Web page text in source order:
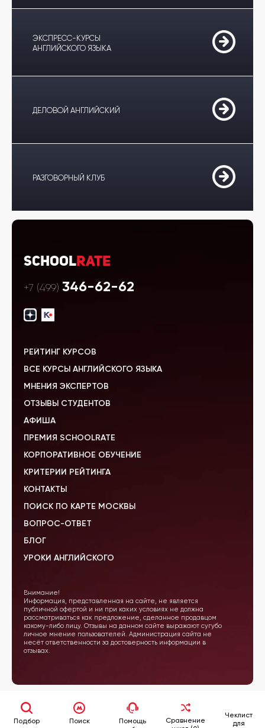
ЭКСПРЕСС-КУРСЫ
АНГЛИЙСКОГО ЯЗЫКА
ДЕЛОВОЙ АНГЛИЙСКИЙ
РАЗГОВОРНЫЙ КЛУБ
SchoolRate
+7 (499) 346-62-62
РЕЙТИНГ КУРСОВ
ВСЕ КУРСЫ АНГЛИЙСКОГО ЯЗЫКА
МНЕНИЯ ЭКСПЕРТОВ
ОТЗЫВЫ СТУДЕНТОВ
АФИША
ПРЕМИЯ SCHOOLRATE
КОРПОРАТИВНОЕ ОБУЧЕНИЕ
КРИТЕРИИ РЕЙТИНГА
КОНТАКТЫ
ПОИСК ПО КАРТЕ МОСКВЫ
ВОПРОС-ОТВЕТ
БЛОГ
УРОКИ АНГЛИЙСКОГО
Внимание!
Информация, представленная на сайте, не является
публичной офертой и ни при каких условиях не должна
рассматриваться как предложение, сделанное продавцом
какому-либо лицу. Отзывы на данном сайте выражают сугубо
личное мнение пользователей. Администрация сайта не
несёт ответственности за достоверность информации в
отзывах.
Подбор
Поиск
Помощь
Сравнение
Чеклист
для